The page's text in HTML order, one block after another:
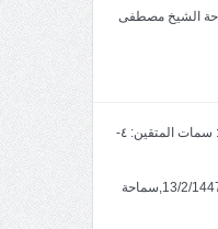
سماحة الشيخ مصطفى
خطبة الجمعة: سمات المتقين: ٤-
الناس.بتاريخ13/2/1447,سماحة